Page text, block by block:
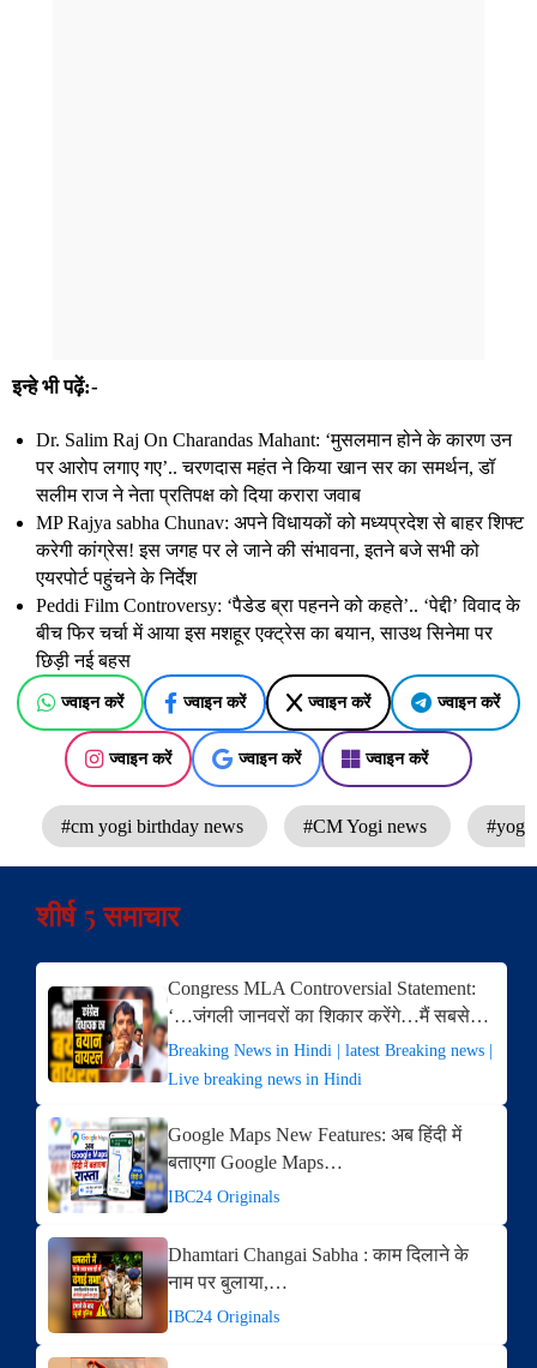
इन्हे भी पढ़ें:-
Dr. Salim Raj On Charandas Mahant: ‘मुसलमान होने के कारण उन
पर आरोप लगाए गए’.. चरणदास महंत ने किया खान सर का समर्थन, डॉ
सलीम राज ने नेता प्रतिपक्ष को दिया करारा जवाब
MP Rajya sabha Chunav: अपने विधायकों को मध्यप्रदेश से बाहर शिफ्ट
करेगी कांग्रेस! इस जगह पर ले जाने की संभावना, इतने बजे सभी को
एयरपोर्ट पहुंचने के निर्देश
Peddi Film Controversy: ‘पैडेड ब्रा पहनने को कहते’.. ‘पेद्दी’ विवाद के
बीच फिर चर्चा में आया इस मशहूर एक्ट्रेस का बयान, साउथ सिनेमा पर
छिड़ी नई बहस
ज्वाइन करें ज्वाइन करें ज्वाइन करें ज्वाइन करें
ज्वाइन करें ज्वाइन करें ज्वाइन करें
#cm yogi birthday news #CM Yogi news #yogi
शीर्ष 5 समाचार
Congress MLA Controversial Statement:
‘…जंगली जानवरों का शिकार करेंगे…मैं सबसे…
Breaking News in Hindi | latest Breaking news |
Live breaking news in Hindi
Google Maps New Features: अब हिंदी में
बताएगा Google Maps…
IBC24 Originals
Dhamtari Changai Sabha : काम दिलाने के
नाम पर बुलाया,…
IBC24 Originals